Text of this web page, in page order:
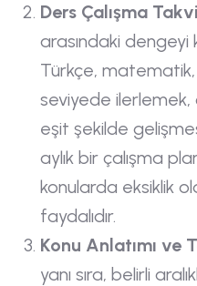
Ders Çalışma
arasındaki
Türkçe,
seviyede
eşit şekilde
aylık bir çalışma
konularda eksiklik
faydalıdır.
Konu Anlatımı ve
yanı sıra, belirli